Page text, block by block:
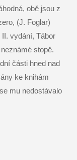
obě jsou z
(J. Foglar)
vydání, Tábor
stopě.
části hned nad
ke knihám
mu nedostávalo